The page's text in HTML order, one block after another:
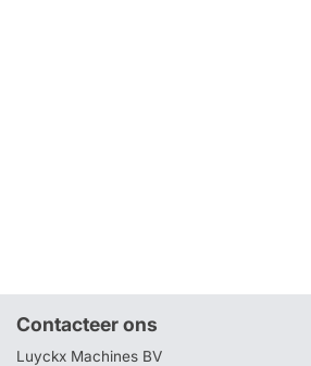
Contacteer ons
Luyckx Machines BV